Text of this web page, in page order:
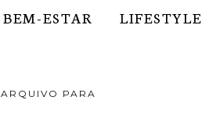
BEM-ESTAR LIFESTYLE
ARQUIVO PARA